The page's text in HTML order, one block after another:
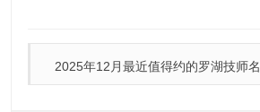
2025年12月最近值得约的罗湖技师